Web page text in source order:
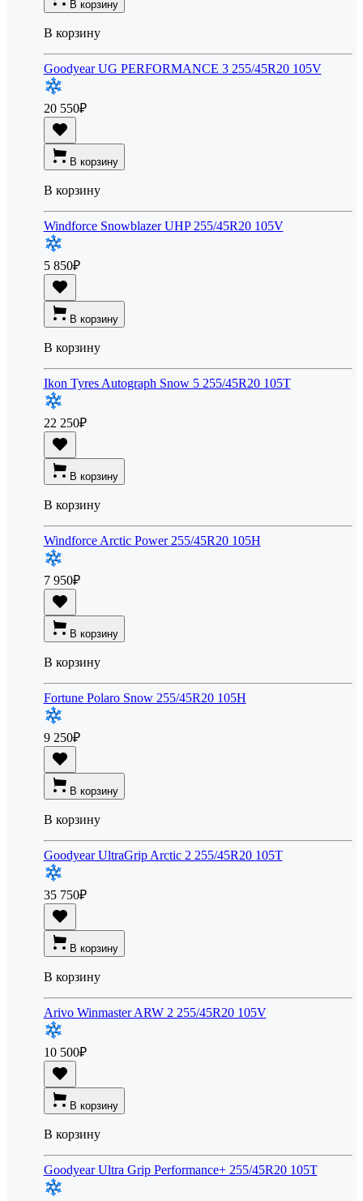
В корзину
В корзину
Goodyear UG PERFORMANCE 3 255/45R20 105V
20 550₽
В корзину
В корзину
Windforce Snowblazer UHP 255/45R20 105V
5 850₽
В корзину
В корзину
Ikon Tyres Autograph Snow 5 255/45R20 105T
22 250₽
В корзину
В корзину
Windforce Arctic Power 255/45R20 105H
7 950₽
В корзину
В корзину
Fortune Polaro Snow 255/45R20 105H
9 250₽
В корзину
В корзину
Goodyear UltraGrip Arctic 2 255/45R20 105T
35 750₽
В корзину
В корзину
Arivo Winmaster ARW 2 255/45R20 105V
10 500₽
В корзину
В корзину
Goodyear Ultra Grip Performance+ 255/45R20 105T